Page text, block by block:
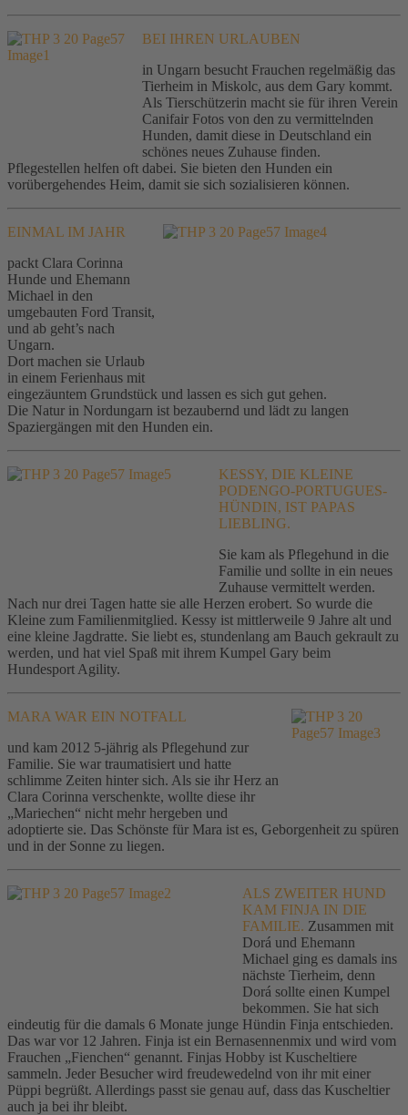
BEI IHREN URLAUBEN
in Ungarn besucht Frauchen regelmäßig das
Tierheim in Miskolc, aus dem Gary kommt.
Als Tierschützerin macht sie für ihren Verein
Canifair Fotos von den zu vermittelnden
Hunden, damit diese in Deutschland ein
schönes neues Zuhause finden.
Pflegestellen helfen oft dabei. Sie bieten den Hunden ein
vorübergehendes Heim, damit sie sich sozialisieren können.
EINMAL IM JAHR
packt Clara Corinna
Hunde und Ehemann
Michael in den
umgebauten Ford Transit,
und ab geht’s nach
Ungarn.
Dort machen sie Urlaub
in einem Ferienhaus mit
eingezäuntem Grundstück und lassen es sich gut gehen.
Die Natur in Nordungarn ist bezaubernd und lädt zu langen
Spaziergängen mit den Hunden ein.
KESSY, DIE KLEINE
PODENGO-PORTUGUES-
HÜNDIN, IST PAPAS
LIEBLING.
Sie kam als Pflegehund in die
Familie und sollte in ein neues
Zuhause vermittelt werden.
Nach nur drei Tagen hatte sie alle Herzen erobert. So wurde die
Kleine zum Familienmitglied. Kessy ist mittlerweile 9 Jahre alt und
eine kleine Jagdratte. Sie liebt es, stundenlang am Bauch gekrault zu
werden, und hat viel Spaß mit ihrem Kumpel Gary beim
Hundesport Agility.
MARA WAR EIN NOTFALL
und kam 2012 5-jährig als Pflegehund zur
Familie. Sie war traumatisiert und hatte
schlimme Zeiten hinter sich. Als sie ihr Herz an
Clara Corinna verschenkte, wollte diese ihr
„Mariechen“ nicht mehr hergeben und
adoptierte sie. Das Schönste für Mara ist es, Geborgenheit zu spüren
und in der Sonne zu liegen.
ALS ZWEITER HUND
KAM FINJA IN DIE
FAMILIE. Zusammen mit
Dorá und Ehemann
Michael ging es damals ins
nächste Tierheim, denn
Dorá sollte einen Kumpel
bekommen. Sie hat sich
eindeutig für die damals 6 Monate junge Hündin Finja entschieden.
Das war vor 12 Jahren. Finja ist ein Bernasennenmix und wird vom
Frauchen „Fienchen“ genannt. Finjas Hobby ist Kuscheltiere
sammeln. Jeder Besucher wird freudewedelnd von ihr mit einer
Püppi begrüßt. Allerdings passt sie genau auf, dass das Kuscheltier
auch ja bei ihr bleibt.